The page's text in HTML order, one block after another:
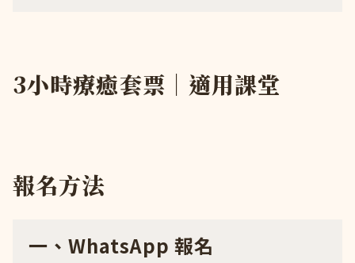
3小時療癒套票｜適用課堂
報名方法
一、WhatsApp 報名